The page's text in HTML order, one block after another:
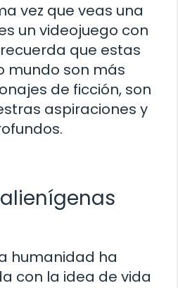
vez que veas una
un videojuego con
que estas
mundo son más
de ficción, son
aspiraciones y
humanidad ha
con la idea de vida